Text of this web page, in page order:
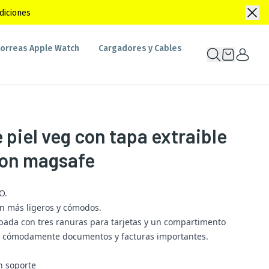
Apple Watch
Cargadores y Cables
piel veg con tapa extraible
magsafe
más ligeros y cómodos.
con tres ranuras para tarjetas y un compartimento
documentos y facturas importantes.
soporte